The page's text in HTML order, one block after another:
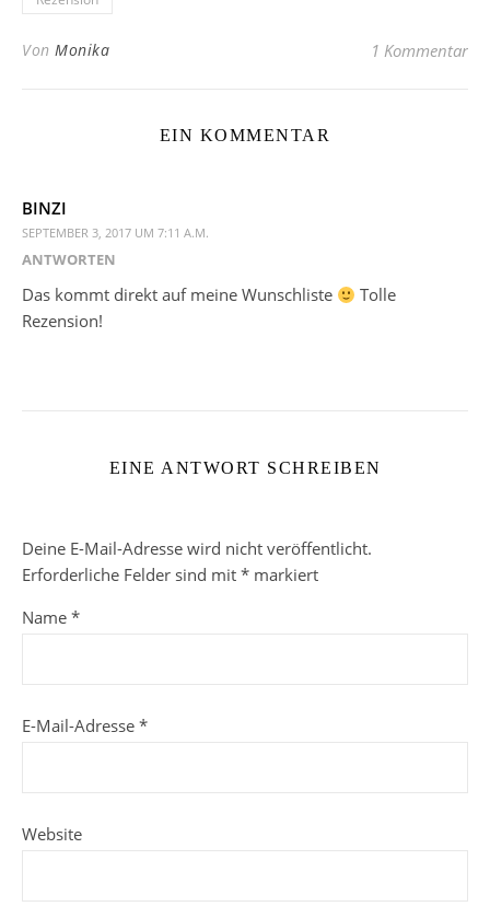
Von Monika 1 Kommentar
EIN KOMMENTAR
BINZI
SEPTEMBER 3, 2017 UM 7:11 A.M.
ANTWORTEN
Das kommt direkt auf meine Wunschliste
Tolle
Rezension!
EINE ANTWORT SCHREIBEN
Deine E-Mail-Adresse wird nicht veröffentlicht.
Erforderliche Felder sind mit * markiert
Name *
E-Mail-Adresse *
Website